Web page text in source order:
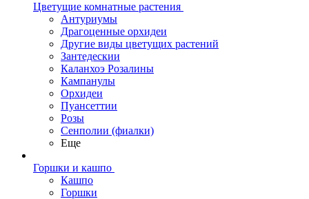
Цветущие комнатные растения
Антуриумы
Драгоценные орхидеи
Другие виды цветущих растений
Зантедескии
Каланхоэ Розалины
Кампанулы
Орхидеи
Пуансеттии
Розы
Сенполии (фиалки)
Еще
Горшки и кашпо
Кашпо
Горшки